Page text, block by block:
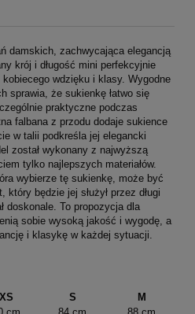
damskich, zachwycająca elegancją
krój i długość mini perfekcyjnie
wdzięku i klasy. Wygodne
sprawia, że sukienkę łatwo się
praktyczne podczas
falbana z przodu dodaje sukience
w talii podkreśla jej elegancki
został wykonany z najwyższą
tylko najlepszych materiałów.
wybierze tę sukienkę, może być
będzie jej służył przez długi
doskonale. To propozycja dla
sobie wysoką jakość i wygodę, a
i klasykę w każdej sytuacji.
XS S
M